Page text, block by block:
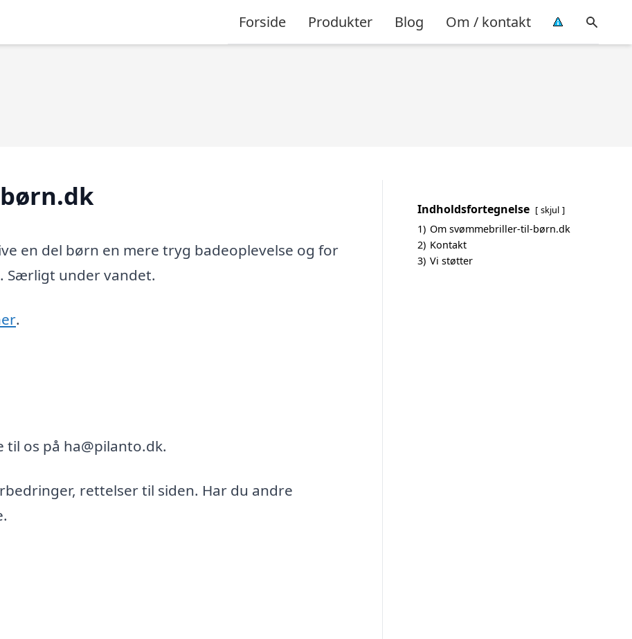
Forside Produkter Blog Om / kontakt
en del børn en mere tryg badeoplevelse og for
Særligt under vandet.
.
os på ha@pilanto.dk.
rettelser til siden. Har du andre
Indholdsfortegnelse skjul
1) Om svømmebriller-til-børn.dk
2) Kontakt
3) Vi støtter